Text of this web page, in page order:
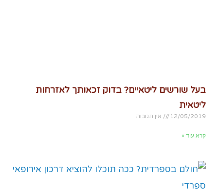
בעל שורשים ליטאיים? בדוק זכאותך לאזרחות
ליטאית
12/05/2019 אין תגובות
קרא עוד »